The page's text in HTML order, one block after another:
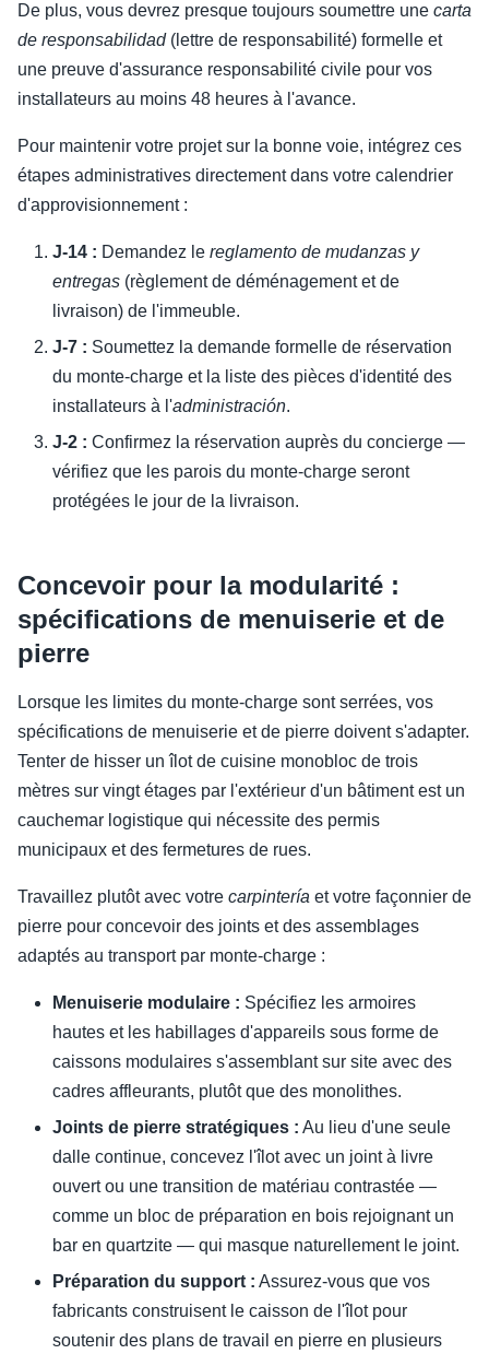
De plus, vous devrez presque toujours soumettre une carta
de responsabilidad(lettre de responsabilité) formelle et
une preuve d'assurance responsabilité civile pour vos
installateurs au moins 48 heures à l'avance.
Pour maintenir votre projet sur la bonne voie, intégrez ces
étapes administratives directement dans votre calendrier
d'approvisionnement :
J-14 : Demandez le reglamento de mudanzas y
entregas (règlement de déménagement et de
livraison) de l'immeuble.
J-7 : Soumettez la demande formelle de réservation
du monte-charge et la liste des pièces d'identité des
installateurs à l'administración.
J-2 : Confirmez la réservation auprès du concierge —
vérifiez que les parois du monte-charge seront
protégées le jour de la livraison.
Concevoir pour la modularité :
spécifications de menuiserie et de
pierre
Lorsque les limites du monte-charge sont serrées, vos
spécifications de menuiserie et de pierre doivent s'adapter.
Tenter de hisser un îlot de cuisine monobloc de trois
mètres sur vingt étages par l'extérieur d'un bâtiment est un
cauchemar logistique qui nécessite des permis
municipaux et des fermetures de rues.
Travaillez plutôt avec votre carpintería et votre façonnier de
pierre pour concevoir des joints et des assemblages
adaptés au transport par monte-charge :
Menuiserie modulaire : Spécifiez les armoires
hautes et les habillages d'appareils sous forme de
caissons modulaires s'assemblant sur site avec des
cadres affleurants, plutôt que des monolithes.
Joints de pierre stratégiques : Au lieu d'une seule
dalle continue, concevez l'îlot avec un joint à livre
ouvert ou une transition de matériau contrastée —
comme un bloc de préparation en bois rejoignant un
bar en quartzite — qui masque naturellement le joint.
Préparation du support : Assurez-vous que vos
fabricants construisent le caisson de l'îlot pour
soutenir des plans de travail en pierre en plusieurs